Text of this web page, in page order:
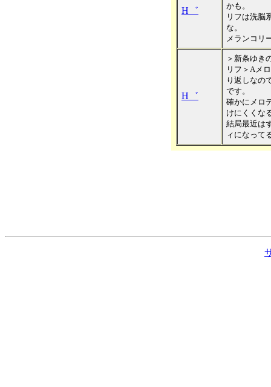
H゛
かも。
リフは洗脳
な。
メランコリ
H゛
＞新条ゆき
リフ＞Aメ
り返しなの
です。
確かにメロ
けにくくな
結局最近は
ィになって